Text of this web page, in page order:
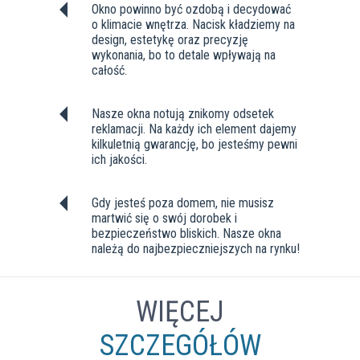
Okno powinno być ozdobą i decydować
o klimacie wnętrza. Nacisk kładziemy na
design, estetykę oraz precyzję
wykonania, bo to detale wpływają na
całość.
Nasze okna notują znikomy odsetek
reklamacji. Na każdy ich element dajemy
kilkuletnią gwarancję, bo jesteśmy pewni
ich jakości.
Gdy jesteś poza domem, nie musisz
martwić się o swój dorobek i
bezpieczeństwo bliskich. Nasze okna
należą do najbezpieczniejszych na rynku!
WIĘCEJ
SZCZEGÓŁÓW